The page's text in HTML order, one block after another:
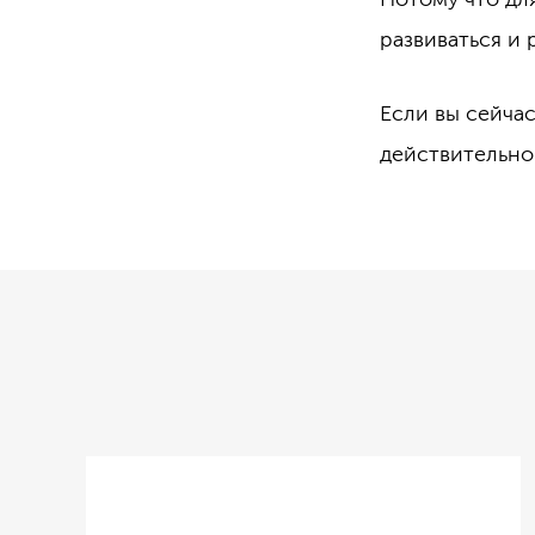
развиваться
Если вы